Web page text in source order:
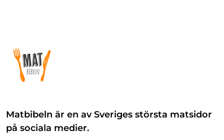
Matbibeln är en av Sveriges största matsidor
på sociala medier.